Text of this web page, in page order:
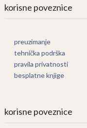
korisne poveznice
preuzimanje
tehnička podrška
pravila privatnosti
besplatne knjige
korisne poveznice